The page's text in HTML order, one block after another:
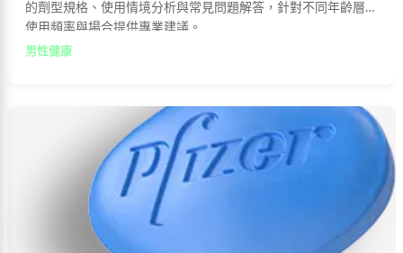
的劑型規格、使用情境分析與常見問題解答，針對不同年齡層、
使用頻率與場合提供專業建議。
男性健康